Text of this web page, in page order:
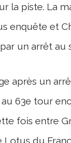
la piste. La
enquête et
un arrêt au
après un
63e tour
fois entre
Lotus du